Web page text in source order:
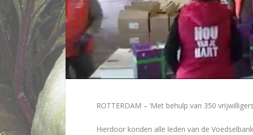
ROTTERDAM – ‘Met behulp van 350
Hierdoor konden alle leden van de